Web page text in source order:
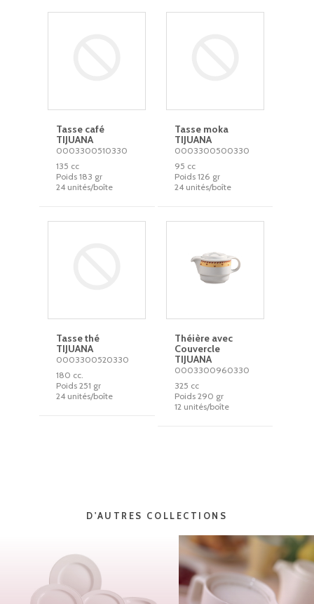
Tasse café
TIJUANA
0003300510330
135 cc
Poids 183 gr
24 unités/boîte
Tasse moka
TIJUANA
0003300500330
95 cc
Poids 126 gr
24 unités/boîte
Tasse thé
TIJUANA
0003300520330
180 cc.
Poids 251 gr
24 unités/boîte
Théière avec
Couvercle
TIJUANA
0003300960330
325 cc
Poids 290 gr
12 unités/boîte
D'AUTRES COLLECTIONS